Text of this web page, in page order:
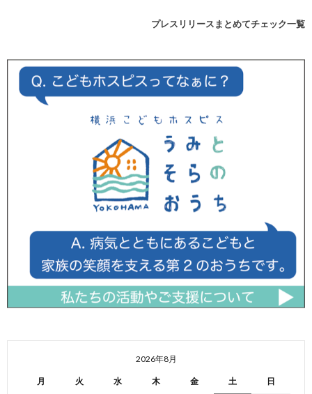
プレスリリースまとめてチェック一覧
2026年8月
月 火 水 木 金 土 日